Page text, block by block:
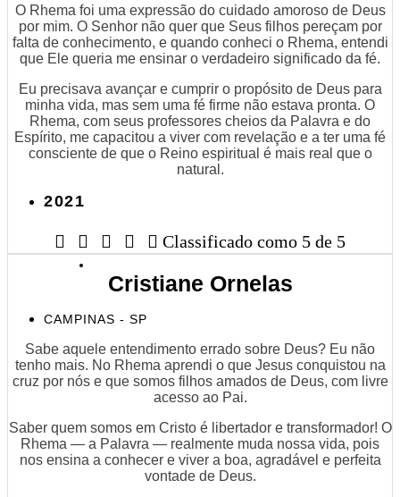
O Rhema foi uma expressão do cuidado amoroso de Deus
por mim. O Senhor não quer que Seus filhos pereçam por
falta de conhecimento, e quando conheci o Rhema, entendi
que Ele queria me ensinar o verdadeiro significado da fé.
Eu precisava avançar e cumprir o propósito de Deus para
minha vida, mas sem uma fé firme não estava pronta. O
Rhema, com seus professores cheios da Palavra e do
Espírito, me capacitou a viver com revelação e a ter uma fé
consciente de que o Reino espiritual é mais real que o
natural.
2021
     Classificado como 5 de 5
Cristiane Ornelas
CAMPINAS - SP
Sabe aquele entendimento errado sobre Deus? Eu não
tenho mais. No Rhema aprendi o que Jesus conquistou na
cruz por nós e que somos filhos amados de Deus, com livre
acesso ao Pai.
Saber quem somos em Cristo é libertador e transformador! O
Rhema — a Palavra — realmente muda nossa vida, pois
nos ensina a conhecer e viver a boa, agradável e perfeita
vontade de Deus.